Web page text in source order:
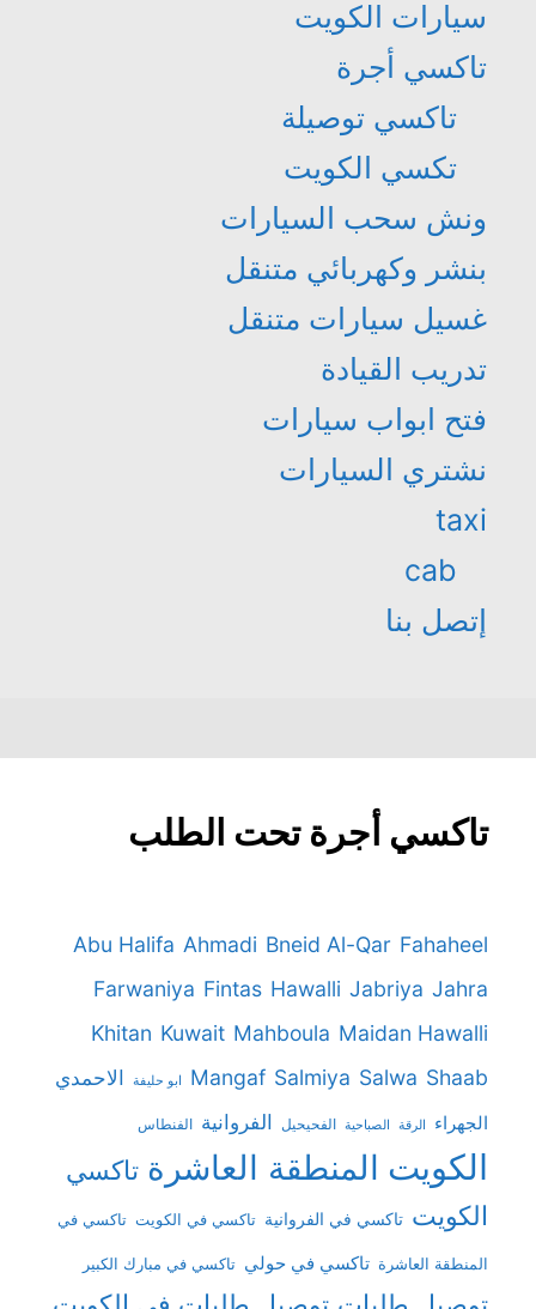
سيارات الكويت
تاكسي أجرة
تاكسي توصيلة
تكسي الكويت
ونش سحب السيارات
بنشر وكهربائي متنقل
غسيل سيارات متنقل
تدريب القيادة
فتح ابواب سيارات
نشتري السيارات
taxi
cab
إتصل بنا
تاكسي أجرة تحت الطلب
Abu Halifa Ahmadi Bneid Al-Qar Fahaheel
Farwaniya Fintas Hawalli Jabriya Jahra
Khitan Kuwait Mahboula Maidan Hawalli
Mangaf Salmiya Salwa Shaab ابو حليفة الاحمدي
الجهراء الرقة الصباحية الفحيحيل الفروانية الفنطاس
الكويت المنطقة العاشرة تاكسي
الكويت تاكسي في الفروانية تاكسي في الكويت تاكسي في
المنطقة العاشرة تاكسي في حولي تاكسي في مبارك الكبير